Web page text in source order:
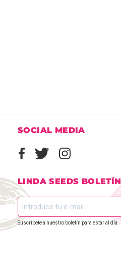
SOCIAL MEDIA
LINDA SEEDS BOLETÍN
Suscríbete a nuestro boletín para estar al día.